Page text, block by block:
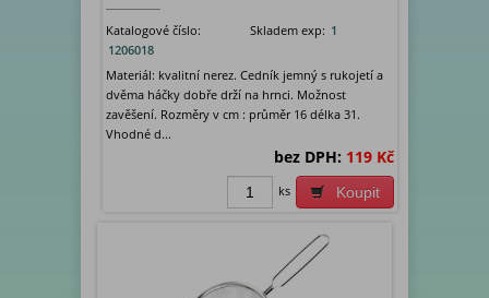
Katalogové číslo:
1206018
Skladem exp: 1
Materiál: kvalitní nerez. Cedník jemný s rukojetí a
dvěma háčky dobře drží na hrnci. Možnost
zavěšení. Rozměry v cm : průměr 16 délka 31.
Vhodné d...
bez DPH: 119 Kč
Koupit
ks